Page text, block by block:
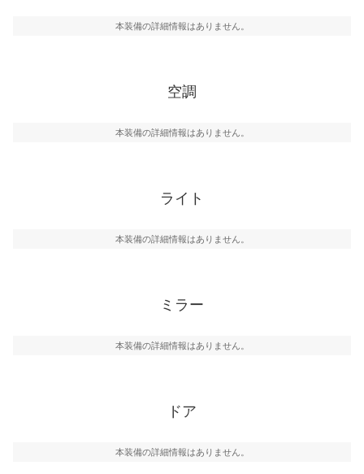
本装備の詳細情報はありません。
空調
本装備の詳細情報はありません。
ライト
本装備の詳細情報はありません。
ミラー
本装備の詳細情報はありません。
ドア
本装備の詳細情報はありません。